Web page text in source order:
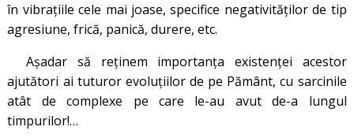
în vibrațiile cele mai joase, specifice negativităților de tip
agresiune, frică, panică, durere, etc.
Așadar să reținem importanța existenței acestor
ajutători ai tuturor evoluțiilor de pe Pământ, cu sarcinile
atât de complexe pe care le-au avut de-a lungul
timpurilor!…